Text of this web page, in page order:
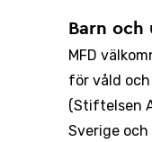
Barn
MFD
för våld
(Stiftelsen
Sverige